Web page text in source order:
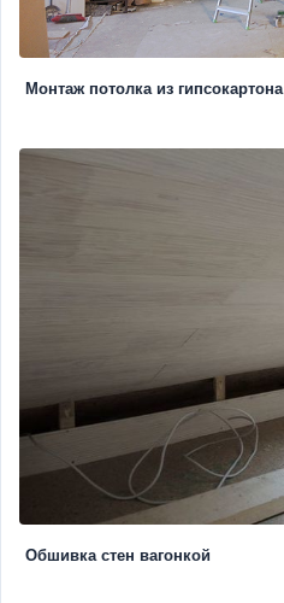
Монтаж потолка из гипсокартона
Обшивка стен вагонкой